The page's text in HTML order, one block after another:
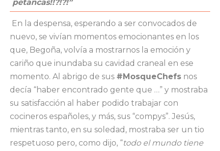
petancas!!?!?!”
En la despensa, esperando a ser convocados de
nuevo, se vivían momentos emocionantes en los
que, Begoña, volvía a mostrarnos la emoción y
cariño que inundaba su cavidad craneal en ese
momento. Al abrigo de sus #MosqueChefs nos
decía “haber encontrado gente que …” y mostraba
su satisfacción al haber podido trabajar con
cocineros españoles, y más, sus “compys”. Jesús,
mientras tanto, en su soledad, mostraba ser un tio
respetuoso pero, como dijo, “todo el mundo tiene